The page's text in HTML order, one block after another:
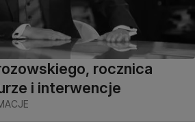
rocznica
i interwencje